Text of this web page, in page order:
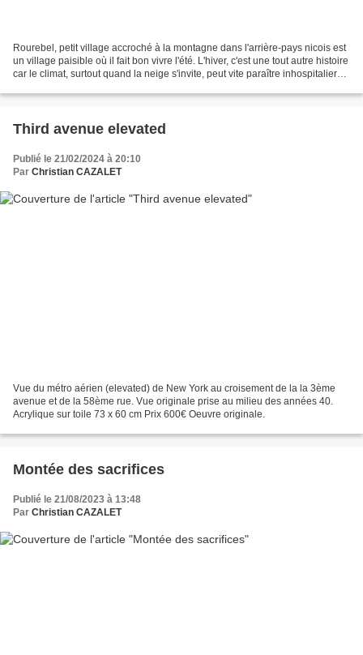
Rourebel, petit village accroché à la montagne dans l'arrière-pays nicois est
un village paisible où il fait bon vivre l'été. L'hiver, c'est une tout autre histoire
car le climat, surtout quand la neige s'invite, peut vite paraître inhospitalier
Third avenue elevated
Publié le 21/02/2024 à 20:10
Par Christian CAZALET
Vue du métro aérien (elevated) de New York au croisement de la la 3ème
avenue et de la 58ème rue. Vue originale prise au milieu des années 40.
Acrylique sur toile 73 x 60 cm Prix 600€ Oeuvre originale.
Montée des sacrifices
Publié le 21/08/2023 à 13:48
Par Christian CAZALET